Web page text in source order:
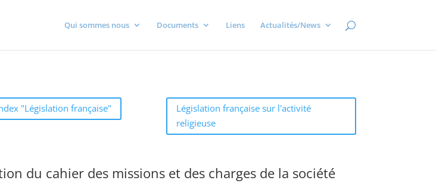
Qui sommes nous Documents Liens Actualités/News
"Législation française"
Législation française sur l'activité
religieuse
du cahier des missions et des charges de la société